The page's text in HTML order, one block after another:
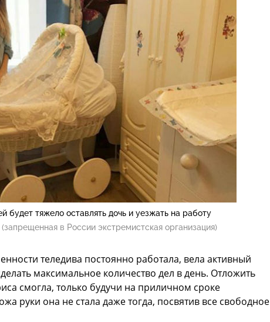
будет тяжело оставлять дочь и уезжать на работу
в России экстремистская организация)
теледива постоянно работала, вела активный
максимальное количество дел в день. Отложить
смогла, только будучи на приличном сроке
руки она не стала даже тогда, посвятив все свободное